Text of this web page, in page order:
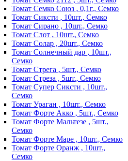
Томат Семко Союз , 0,1г., Семко
Томат Сиксти , 10шт., Семко
Томат Сирано , 10шт., Семко
Томат Слот , 10шт., Семко
Томат Солар , 20шт., Семко
Томат Солнечный дар , 10шт.,
Семко
Томат Стрега , 5шт., Семко
Томат Стреза , 5шт., Семко
Томат Супер Сиксти , 10шт.,
Семко
Томат Ураган , 10шт., Семко
Томат Форте Акко , 5шт., Семко
Томат Форте Мальтезе , 5шт.,
Семко
Томат Форте Маре , 10шт., Семко
Томат Форте Оранж , 10шт.,
Семко